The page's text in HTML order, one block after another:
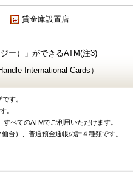
貸金庫設置店
ー）」ができるATM(注3)
International Cards）
す。
。
べてのATMでご利用いただけます。
台）、普通預金通帳の計４種類です。